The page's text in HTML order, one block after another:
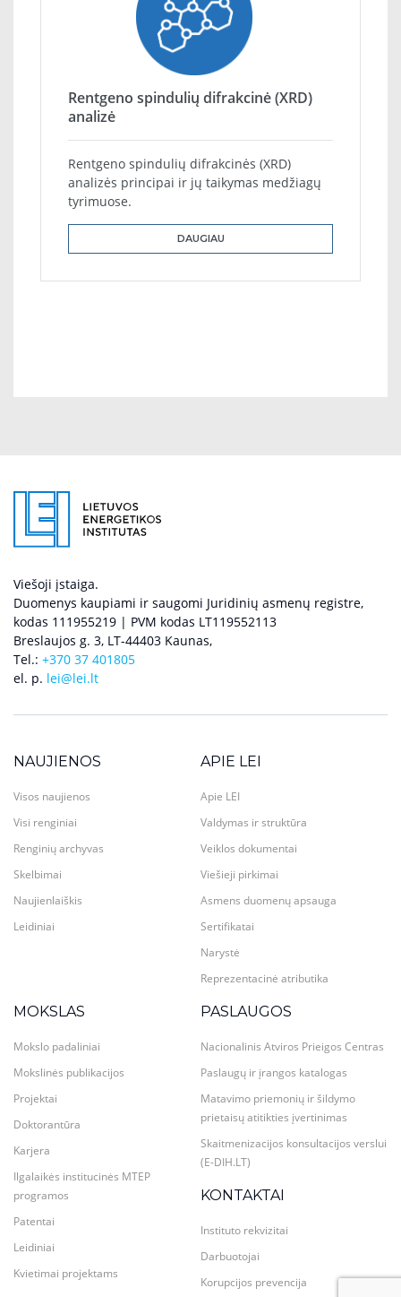
Rentgeno spindulių difrakcinė (XRD)
analizė
Rentgeno spindulių difrakcinės (XRD)
analizės principai ir jų taikymas medžiagų
tyrimuose.
DAUGIAU
Viešoji įstaiga.
Duomenys kaupiami ir saugomi Juridinių asmenų registre,
kodas 111955219 | PVM kodas LT119552113
Breslaujos g. 3, LT-44403 Kaunas,
Tel.: +370 37 401805
el. p. lei@lei.lt
NAUJIENOS
Visos naujienos
Visi renginiai
Renginių archyvas
Skelbimai
Naujienlaiškis
Leidiniai
APIE LEI
Apie LEI
Valdymas ir struktūra
Veiklos dokumentai
Viešieji pirkimai
Asmens duomenų apsauga
Sertifikatai
Narystė
Reprezentacinė atributika
MOKSLAS
Mokslo padaliniai
Mokslinės publikacijos
Projektai
Doktorantūra
Karjera
Ilgalaikės institucinės MTEP
programos
Patentai
Leidiniai
Kvietimai projektams
PASLAUGOS
Nacionalinis Atviros Prieigos Centras
Paslaugų ir įrangos katalogas
Matavimo priemonių ir šildymo
prietaisų atitikties įvertinimas
Skaitmenizacijos konsultacijos verslui
(E-DIH.LT)
KONTAKTAI
Instituto rekvizitai
Darbuotojai
Korupcijos prevencija